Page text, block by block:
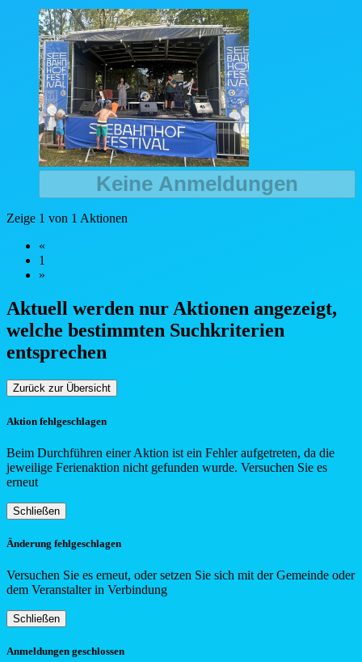
Keine Anmeldungen
Zeige 1 von 1 Aktionen
«
1
»
Aktuell werden nur Aktionen angezeigt,
welche bestimmten Suchkriterien
entsprechen
Zurück zur Übersicht
Aktion fehlgeschlagen
Beim Durchführen einer Aktion ist ein Fehler aufgetreten, da die
jeweilige Ferienaktion nicht gefunden wurde. Versuchen Sie es
erneut
Schließen
Änderung fehlgeschlagen
Versuchen Sie es erneut, oder setzen Sie sich mit der Gemeinde oder
dem Veranstalter in Verbindung
Schließen
Anmeldungen geschlossen